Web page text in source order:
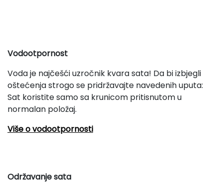
Vodootpornost
Voda je najčešći uzročnik kvara sata! Da bi izbjegli
oštećenja strogo se pridržavajte navedenih uputa:
Sat koristite samo sa krunicom pritisnutom u
normalan položaj.
Više o vodootpornosti
Održavanje sata